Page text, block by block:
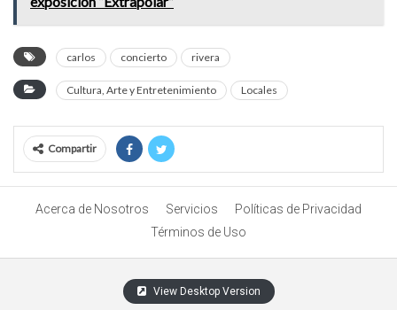
carlos concierto rivera
Cultura, Arte y Entretenimiento Locales
Compartir
Acerca de Nosotros Servicios
Políticas de Privacidad
Términos de Uso
View Desktop Version